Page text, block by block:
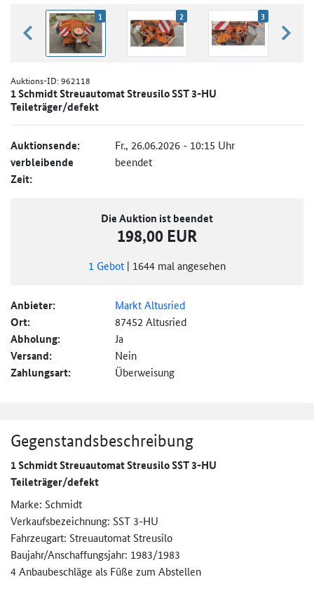
zurück blättern
1 2 3
Auktions-ID:962118
1 Schmidt Streuautomat Streusilo SST 3-HU
Teileträger/defekt
Auktionsende: Fr., 26.06.2026 - 10:15 Uhr
verbleibende
Zeit:
beendet
Die Auktion ist beendet
198,00 EUR
1 Gebot | 1644 mal angesehen
Anbieter: Markt Altusried
Ort: 87452 Altusried
Abholung: Ja
Versand: Nein
Zahlungsart: Überweisung
Gegenstandsbeschreibung
1 Schmidt Streuautomat Streusilo SST 3-HU
Teileträger/defekt
Marke: Schmidt
Verkaufsbezeichnung: SST 3-HU
Fahrzeugart: Streuautomat Streusilo
Baujahr/Anschaffungsjahr: 1983/1983
4 Anbaubeschläge als Füße zum Abstellen